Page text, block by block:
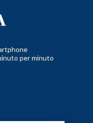
per minuto